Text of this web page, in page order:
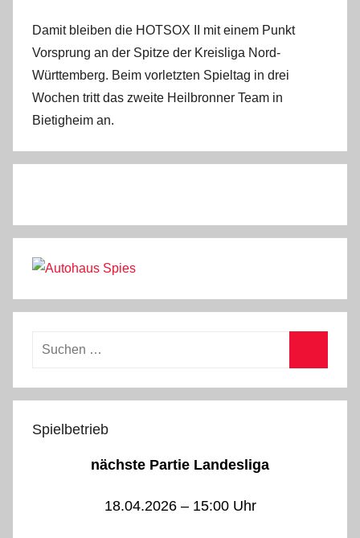
Damit bleiben die HOTSOX II mit einem Punkt
Vorsprung an der Spitze der Kreisliga Nord-
Württemberg. Beim vorletzten Spieltag in drei
Wochen tritt das zweite Heilbronner Team in
Bietigheim an.
Suchen
Spielbetrieb
nächste Partie Landesliga
18.04.2026 – 15:00 Uhr